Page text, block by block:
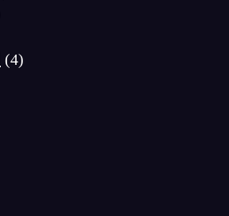
(4)